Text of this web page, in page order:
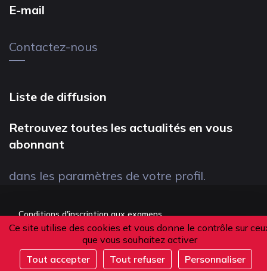
Ce site utilise des cookies et vous donne le contrôle sur
que vous souhaitez activer
Tout accepter
Tout refuser Personnaliser
E-mail
Contactez-nous
Liste de diffusion
Retrouvez toutes les actualités en vous
abonnant
dans les paramètres de votre profil.
Conditions d'inscription aux examens
Politique de confidentialité
Conditions générales de vente
Suivez-nous